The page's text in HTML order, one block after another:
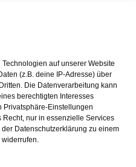
auf unserer Website
(z.B. deine IP-Adresse) über
Die Datenverarbeitung kann
berechtigten Interesses
Privatsphäre-Einstellungen
nur in essenzielle Services
Datenschutzerklärung zu einem
(BMF) mit Schreiben
Zinsfestsetzung Einspruch
Steuerart und für welchen
des BVerfG zur